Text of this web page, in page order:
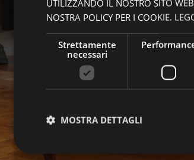
UTILIZZANDO IL NOSTRO SITO
NOSTRA POLICY PER I COOKIE.
Strettamente
necessari
MOSTRA DETTAGLI